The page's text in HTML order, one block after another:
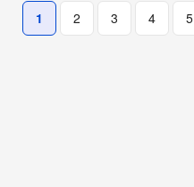
1 2 3 4 5